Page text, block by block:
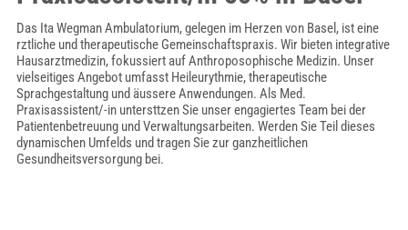
Das Ita Wegman Ambulatorium, gelegen im Herzen von Basel, ist eine
rztliche und therapeutische Gemeinschaftspraxis. Wir bieten integrative
Hausarztmedizin, fokussiert auf Anthroposophische Medizin. Unser
vielseitiges Angebot umfasst Heileurythmie, therapeutische
Sprachgestaltung und äussere Anwendungen. Als Med.
Praxisassistent/-in untersttzen Sie unser engagiertes Team bei der
Patientenbetreuung und Verwaltungsarbeiten. Werden Sie Teil dieses
dynamischen Umfelds und tragen Sie zur ganzheitlichen
Gesundheitsversorgung bei.